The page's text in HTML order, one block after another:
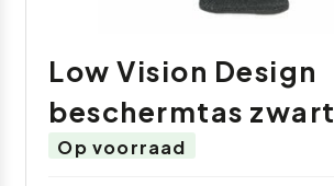
Low Vision Design
beschermtas zwart
Op voorraad